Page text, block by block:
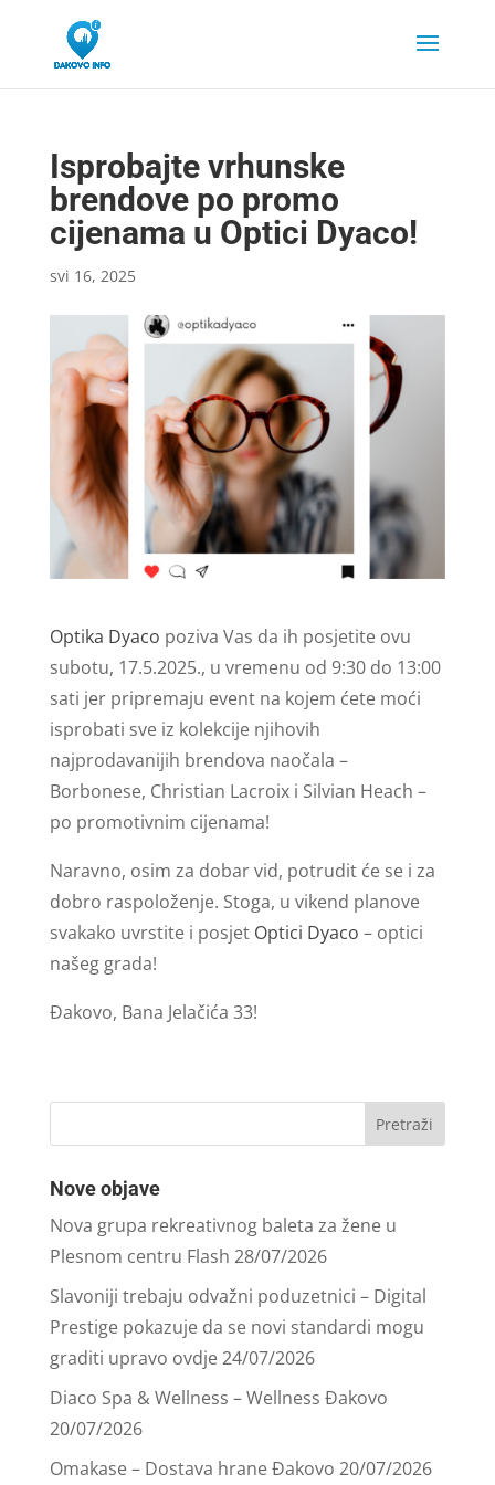
Isprobajte vrhunske
brendove po promo
cijenama u Optici Dyaco!
svi 16, 2025
Optika Dyaco poziva Vas da ih posjetite ovu
subotu, 17.5.2025., u vremenu od 9:30 do 13:00
sati jer pripremaju event na kojem ćete moći
isprobati sve iz kolekcije njihovih
najprodavanijih brendova naočala –
Borbonese, Christian Lacroix i Silvian Heach –
po promotivnim cijenama!
Naravno, osim za dobar vid, potrudit će se i za
dobro raspoloženje. Stoga, u vikend planove
svakako uvrstite i posjet Optici Dyaco – optici
našeg grada!
Đakovo, Bana Jelačića 33!
Nove objave
Nova grupa rekreativnog baleta za žene u
Plesnom centru Flash 28/07/2026
Slavoniji trebaju odvažni poduzetnici – Digital
Prestige pokazuje da se novi standardi mogu
graditi upravo ovdje24/07/2026
Diaco Spa & Wellness – Wellness Đakovo
20/07/2026
Omakase – Dostava hrane Đakovo 20/07/2026